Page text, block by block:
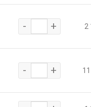
- + 2
- +